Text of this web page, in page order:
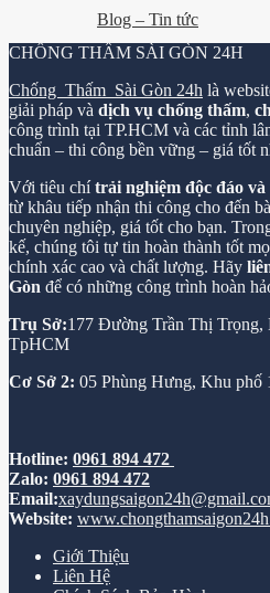
Blog – Tin tức
CHỐNG THẤM SÀI GÒN 24H
Chống Thấm Sài Gòn 24h là
giải pháp và dịch vụ chống thấm,
công trình tại TP.HCM và các tỉnh
chuẩn – thi công bền vững – giá tốt
Với tiêu chítrải nghiệm độc đáo
từ khâu tiếp nhận thi công cho đến
chuyên nghiệp, giá tốt cho bạn.
kế, chúng tôi tự tin hoàn thành tốt
chính xác cao và chất lượng. Hãy
Gòn để có những công trình hoàn
Trụ Sở:177 Đường Trần Thị Trọng,
TpHCM
Cơ Sở 2: 05 Phùng Hưng, Khu phố
Hotline: 0961 894 472
Zalo: 0961 894 472
Email:
Website:
Giới Thiệu
Liên Hệ